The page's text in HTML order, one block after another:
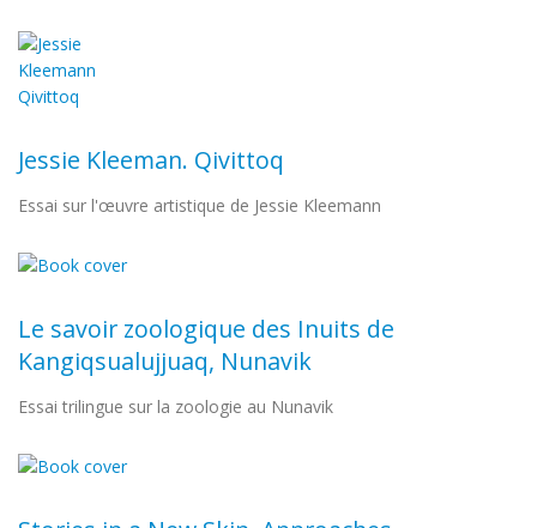
Jessie Kleeman. Qivittoq
Essai sur l'œuvre artistique de Jessie Kleemann
Le savoir zoologique des Inuits de
Kangiqsualujjuaq, Nunavik
Essai trilingue sur la zoologie au Nunavik